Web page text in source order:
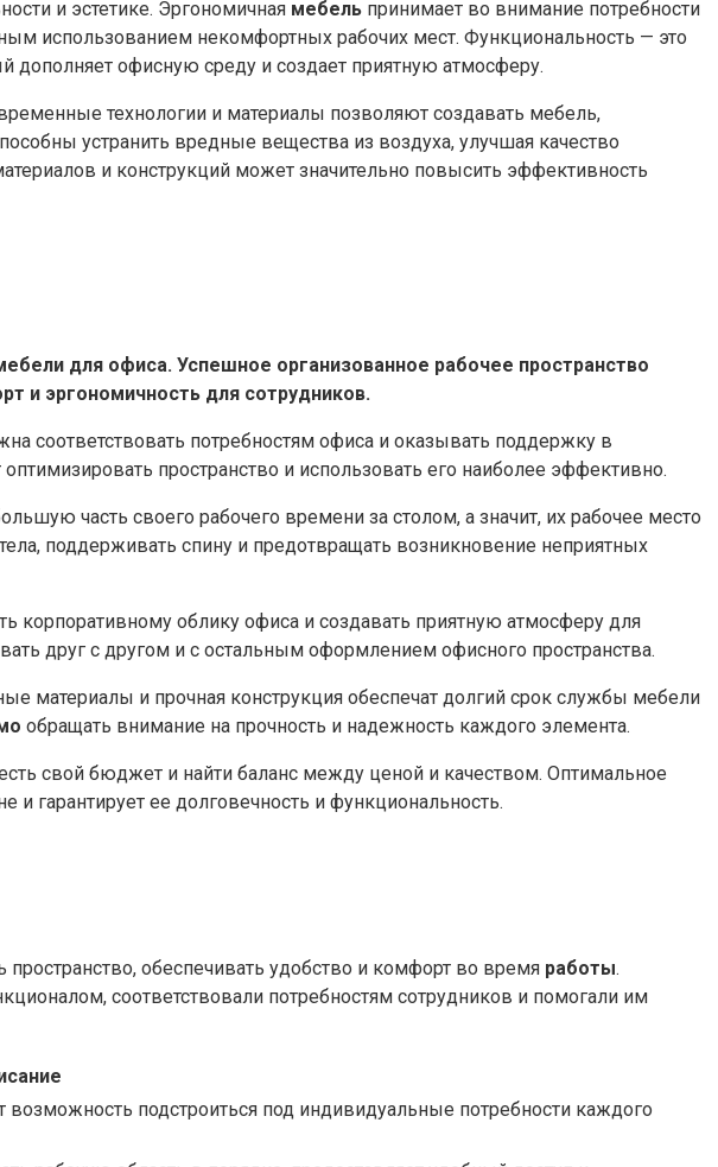
и эстетике. Эргономичная мебель принимает во внимание потребности
использованием некомфортных рабочих мест. Функциональность — это
дополняет офисную среду и создает приятную атмосферу.
технологии и материалы позволяют создавать мебель,
устранить вредные вещества из воздуха, улучшая качество
и конструкций может значительно повысить эффективность
для офиса. Успешное организованное рабочее пространство
и эргономичность для сотрудников.
соответствовать потребностям офиса и оказывать поддержку в
пространство и использовать его наиболее эффективно.
часть своего рабочего времени за столом, а значит, их рабочее место
поддерживать спину и предотвращать возникновение неприятных
корпоративному облику офиса и создавать приятную атмосферу для
друг с другом и с остальным оформлением офисного пространства.
материалы и прочная конструкция обеспечат долгий срок службы мебели
обращать внимание на прочность и надежность каждого элемента.
свой бюджет и найти баланс между ценой и качеством. Оптимальное
гарантирует ее долговечность и функциональность.
обеспечивать удобство и комфорт во время работы.
соответствовали потребностям сотрудников и помогали им
возможность подстроиться под индивидуальные потребности каждого